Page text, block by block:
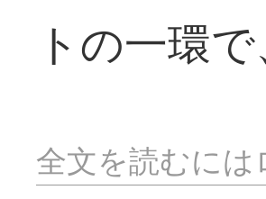
トの一環
全文を読むに